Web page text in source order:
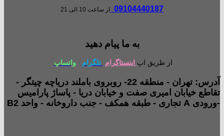
09104440187 از ساعت 10 الی 21
به ما پیام دهید
از طریق اپ اینستاگرام تلگرام واتساپ
آدرس: تهران - منطقه 22- روبروی باملند دریاچه چیتگر -
تقاطع خیابان امیری صفت و خیابان دریا - پاساژ پارامیس
-ورودی A تجاری - طبقه همکف - جنب داروخانه - واحد B2